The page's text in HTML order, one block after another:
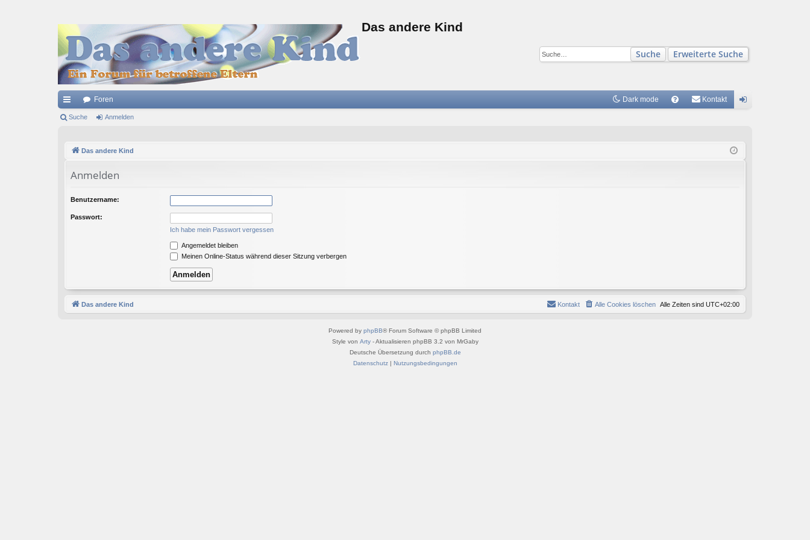
Das andere Kind
Suche Erweiterte Suche
ch
Foren Dark mode Kontakt
Suche Anmelden
Das andere Kind
Anmelden
Benutzername:
Passwort:
Ich habe mein Passwort vergessen
Angemeldet bleiben
Meinen Online-Status während dieser Sitzung verbergen
Das andere Kind Alle Zeiten sind UTC+02:00
Alle Cookies löschen
Kontakt
Powered by phpBB® Forum Software © phpBB Limited
Style von Arty- Aktualisieren phpBB 3.2 von MrGaby
Deutsche Übersetzung durch phpBB.de
Datenschutz| Nutzungsbedingungen